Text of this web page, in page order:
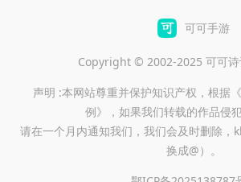
可可手游
Copyright © 2002-2025 可可诗
声明 :本网站尊重并保护知识产权，根据
例》，如果我们转载的作品侵
请在一个月内通知我们，我们会及时删除
换成@）。